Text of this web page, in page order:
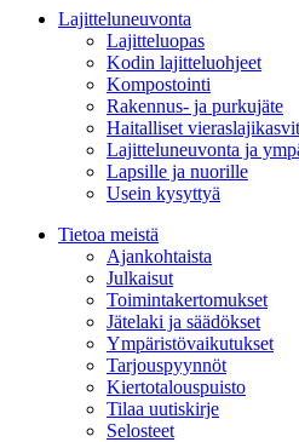
Lajitteluneuvonta
Lajitteluopas
Kodin lajitteluohjeet
Kompostointi
Rakennus- ja purkujäte
Haitalliset vieraslajikasvit
Lajitteluneuvonta ja
Lapsille ja nuorille
Usein kysyttyä
Tietoa meistä
Ajankohtaista
Julkaisut
Toimintakertomukset
Jätelaki ja säädökset
Ympäristövaikutukset
Tarjouspyynnöt
Kiertotalouspuisto
Tilaa uutiskirje
Selosteet